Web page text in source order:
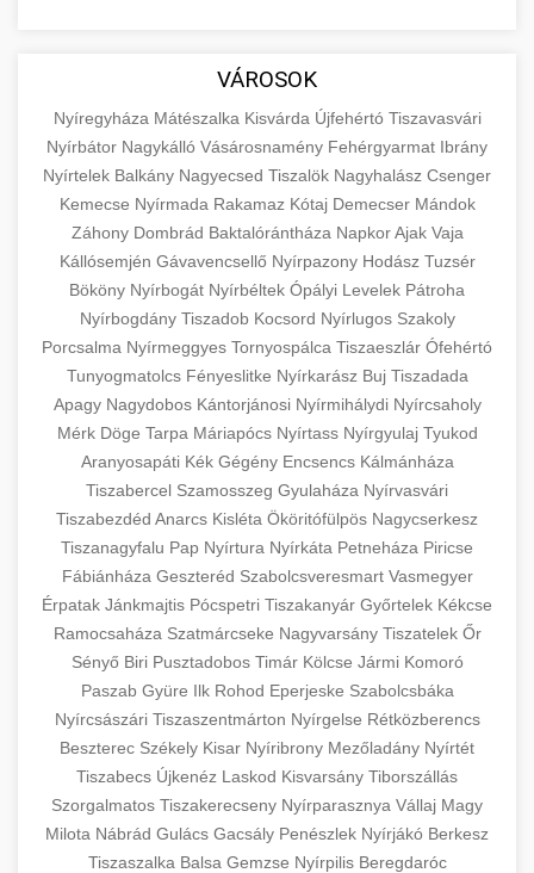
VÁROSOK
Nyíregyháza Mátészalka Kisvárda Újfehértó Tiszavasvári
Nyírbátor Nagykálló Vásárosnamény Fehérgyarmat Ibrány
Nyírtelek Balkány Nagyecsed Tiszalök Nagyhalász Csenger
Kemecse Nyírmada Rakamaz Kótaj Demecser Mándok
Záhony Dombrád Baktalórántháza NapkorAjak Vaja
Kállósemjén Gávavencsellő Nyírpazony Hodász Tuzsér
Bököny Nyírbogát Nyírbéltek Ópályi Levelek Pátroha
Nyírbogdány Tiszadob Kocsord Nyírlugos Szakoly
Porcsalma Nyírmeggyes Tornyospálca Tiszaeszlár Ófehértó
Tunyogmatolcs Fényeslitke Nyírkarász Buj Tiszadada
Apagy Nagydobos Kántorjánosi Nyírmihálydi Nyírcsaholy
Mérk Döge Tarpa Máriapócs Nyírtass Nyírgyulaj Tyukod
Aranyosapáti Kék Gégény Encsencs Kálmánháza
Tiszabercel Szamosszeg Gyulaháza Nyírvasvári
Tiszabezdéd Anarcs Kisléta Ököritófülpös Nagycserkesz
Tiszanagyfalu Pap Nyírtura Nyírkáta Petneháza Piricse
Fábiánháza Geszteréd Szabolcsveresmart Vasmegyer
Érpatak Jánkmajtis Pócspetri Tiszakanyár Győrtelek Kékcse
Ramocsaháza Szatmárcseke Nagyvarsány Tiszatelek Őr
Sényő Biri Pusztadobos Timár Kölcse Jármi Komoró
Paszab Gyüre Ilk Rohod Eperjeske Szabolcsbáka
Nyírcsászári Tiszaszentmárton Nyírgelse Rétközberencs
Beszterec Székely Kisar Nyíribrony Mezőladány Nyírtét
Tiszabecs Újkenéz Laskod Kisvarsány Tiborszállás
Szorgalmatos Tiszakerecseny Nyírparasznya Vállaj Magy
Milota Nábrád Gulács Gacsály Penészlek Nyírjákó Berkesz
Tiszaszalka Balsa Gemzse Nyírpilis Beregdaróc